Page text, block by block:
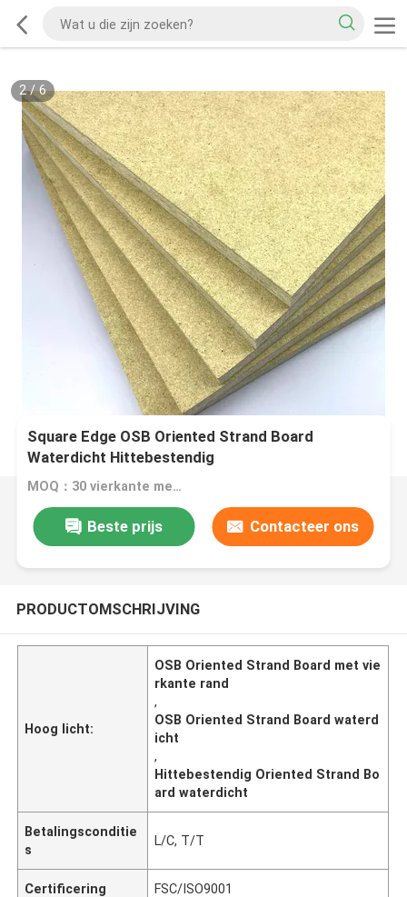
2/6
Square Edge OSB Oriented Strand Board
Waterdicht Hittebestendig
MOQ：30 vierkante meter
Beste prijs Contacteer ons
PRODUCTOMSCHRIJVING
Hoog licht:
OSB Oriented Strand Board met vie
rkante rand
,
OSB Oriented Strand Board waterd
icht
,
Hittebestendig Oriented Strand Bo
ard waterdicht
Betalingsconditie
s
L/C, T/T
Certificering FSC/ISO9001